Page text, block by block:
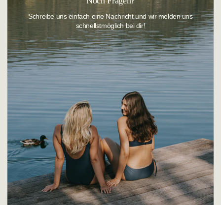
Schreibe uns einfach eine Nachricht und wir melden uns
schnellstmöglich bei dir!
Telefonisch:+49 (0)921 884-0
Montag - Donnerstag: 08:00 - 16:00 Uhr
E-Mail:customerservice@sunflair.de